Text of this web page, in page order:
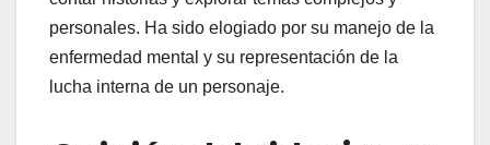
personales. Ha sido elogiado por su manejo de la
enfermedad mental y su representación de la
lucha interna de un personaje.